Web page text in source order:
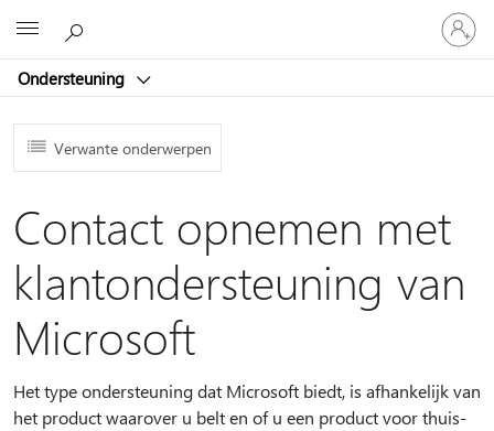
Ondersteuning
Meld
je
aan
je
Verwante onderwerpen
Contact opnemen met
klantondersteuning van
Microsoft
Het type ondersteuning dat Microsoft biedt, is afhankelijk van
het product waarover u belt en of u een product voor thuis-